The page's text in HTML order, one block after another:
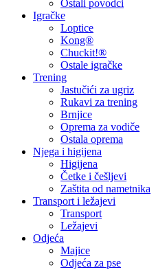
Ostali povodci
Igračke
Loptice
Kong®
Chuckit!®
Ostale igračke
Trening
Jastučići za ugriz
Rukavi za trening
Brnjice
Oprema za vodiče
Ostala oprema
Njega i higijena
Higijena
Četke i češljevi
Zaštita od nametnika
Transport i ležajevi
Transport
Ležajevi
Odjeća
Majice
Odjeća za pse